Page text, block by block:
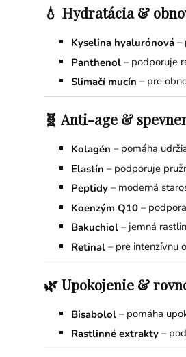
💧 Hydratácia &
Kyselina hyalurónová–
Panthenol– podporuje
Slimačí mucín – pre
🧬 Anti-age &
Kolagén – pomáha
Elastín – podporuje
Peptidy– moderná
Koenzým Q10–
Bakuchiol– jemná
Retinal– pre intenzívnu
🌿 Upokojenie &
Bisabolol– pomáha
Rastlinné extrakty–